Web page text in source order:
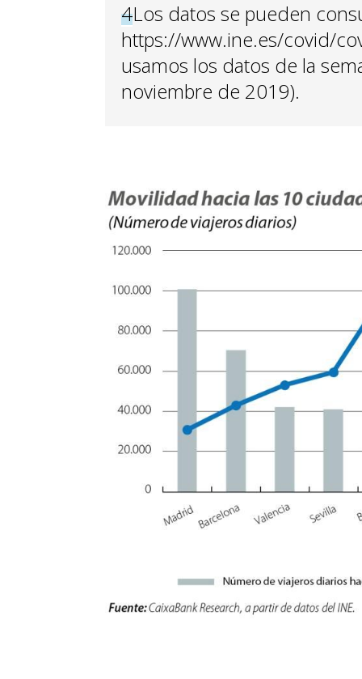
4Los datos se pueden
https://www.ine.es/covid/
usamos los datos de la
noviembre de 2019).